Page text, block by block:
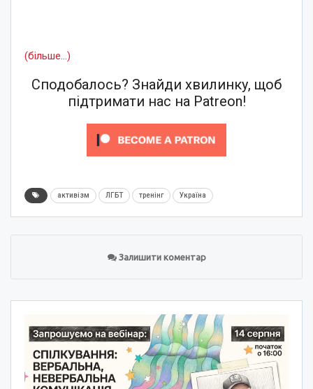
(більше…)
Сподобалось? Знайди хвилинку, щоб
підтримати нас на Patreon!
активізм ЛГБТ тренінг Україна
Залишити коментар